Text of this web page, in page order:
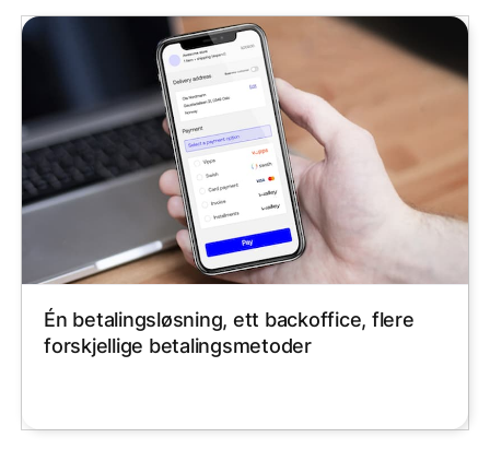
Én betalingsløsning, ett backoffice, flere
forskjellige betalingsmetoder